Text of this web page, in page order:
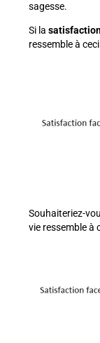
sagesse.
Si la
ressemble à ceci
Souhaiteriez-
vie ressemble à